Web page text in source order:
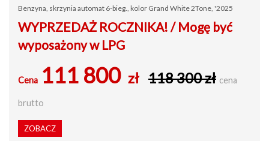
Benzyna, skrzynia automat 6-bieg., kolor Grand White 2Tone, '2025
WYPRZEDAŻ ROCZNIKA! / Mogę być
wyposażony w LPG
Cena 111 800 zł 118 300 zł cena
brutto
ZOBACZ